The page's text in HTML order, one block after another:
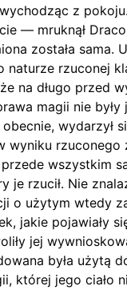
z pokoju.
— mruknął
została sama.
naturze rzuconej
na długo przed
magii nie były
wydarzył
wyniku rzuconego
wszystkim
je rzucił. Nie
o użytym wtedy
jakie pojawiały
jej
była użytą
której jego ciało